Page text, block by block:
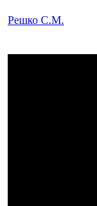
Решко С.М.